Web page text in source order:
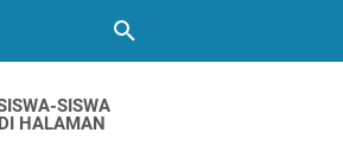
SISWA
HALAMAN